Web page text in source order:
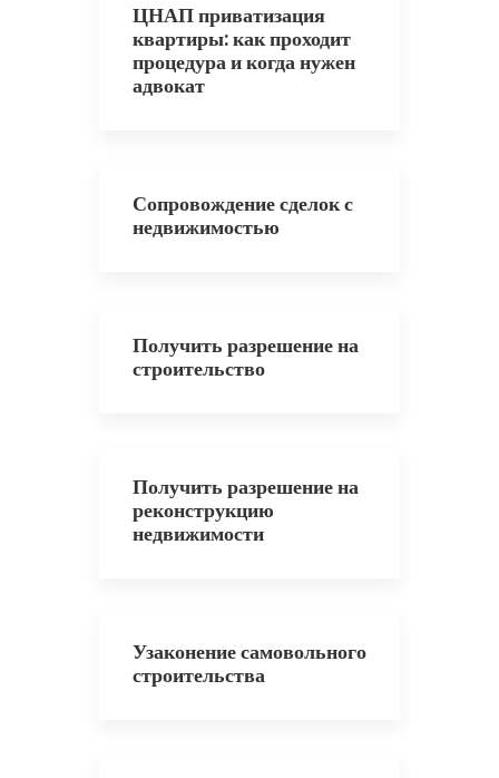
ЦНАП приватизация
квартиры: как проходит
процедура и когда нужен
адвокат
Сопровождение сделок с
недвижимостью
Получить разрешение на
строительство
Получить разрешение на
реконструкцию
недвижимости
Узаконение самовольного
строительства